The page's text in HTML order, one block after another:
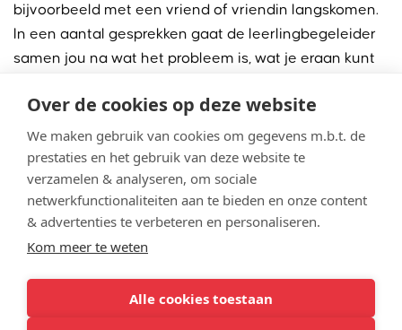
Over de cookies op deze website
We maken gebruik van cookies om gegevens m.b.t. de
prestaties en het gebruik van deze website te
verzamelen & analyseren, om sociale
netwerkfunctionaliteiten aan te bieden en onze content
& advertenties te verbeteren en personaliseren.
Kom meer te weten
Alle cookies toestaan
bijvoorbeeld met een vriend of vriendin langskomen.
In een aantal gesprekken gaat de leerlingbegeleider
samen jou na wat het probleem is, wat je eraan kunt
Eventueel volgt een verwijzing naar andere
hulpverleners.
Bij leerproblemen kan de leerlingbegeleider extra
ondersteuning bieden. Hij bekijkt welke hulp het
meest passend is en welke zorg onze school kan
bieden. Ons uitgangspunt is de leerling zo te helpen
dat hij zich optimaal ontwikkelt binnen zijn